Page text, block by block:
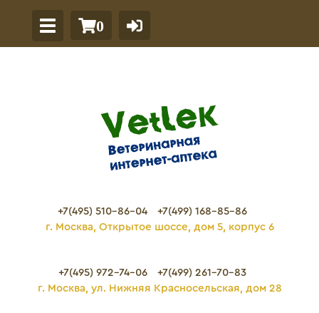
0
+7(495) 510-86-04
+7(499) 168-85-86
г. Москва, Открытое шоссе, дом 5, корпус 6
+7(495) 972-74-06
+7(499) 261-70-83
г. Москва, ул. Нижняя Красносельская, дом 28